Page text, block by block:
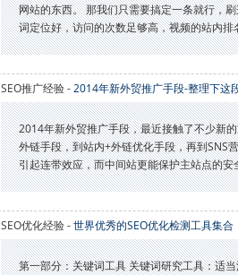
网站的东西。 那我们只需要搞定一条就行，
词定位好，访问的次数足够高，视频的站内
SEO推广经验 -2014年新外贸推广手段-整理下这
2014年新外贸推广手段，最近接触了不少新
外链手段，到站内+外链优化手段，再到SNS
引起连带效应，而中间站更能保护主站点的安
SEO优化经验 -世界优秀的SEO优化检测工具集合
第一部分：关键词工具 关键词研究工具：适